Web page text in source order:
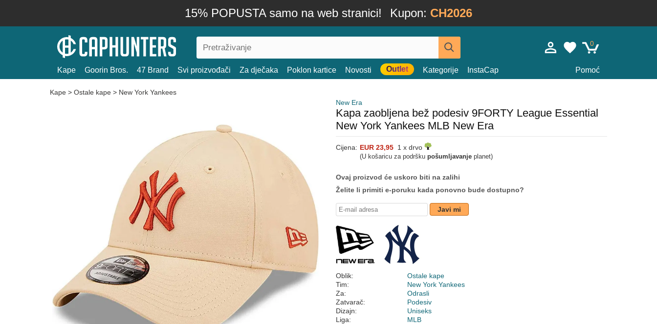
15% POPUSTA samo na web stranici! Kupon: CH2026
0
Kape Goorin Bros. 47 Brand Svi proizvođači Za dječaka Poklon kartice Novosti Outlet Kategorije InstaCap Pomoć
Kape > Ostale kape > New York Yankees
New Era
Kapa zaobljena bež podesiv 9FORTY League Essential
New York Yankees MLB New Era
Cijena: EUR 23,95 1 x drvo
(U košaricu za podršku pošumljavanje planet)
Ovaj proizvod će uskoro biti na zalihi
Želite li primiti e-poruku kada ponovno bude dostupno?
Javi mi
Oblik:
Ostale kape
Tim:
New York Yankees
Za:
Odrasli
Zatvarač:
Podesiv
Dizajn:
Uniseks
Liga:
MLB